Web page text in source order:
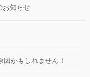
お知らせ
かもしれません！